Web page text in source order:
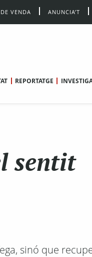
VENDA ANUNCIA’T
REPORTATGE
sentit
sinó que